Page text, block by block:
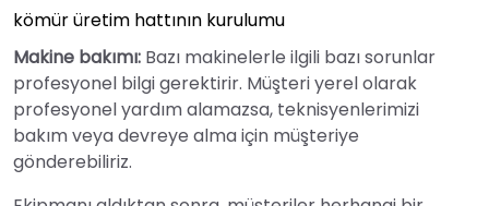
kömür üretim hattının kurulumu
Makine bakımı: Bazı makinelerle ilgili bazı sorunlar
profesyonel bilgi gerektirir. Müşteri yerel olarak
profesyonel yardım alamazsa, teknisyenlerimizi
bakım veya devreye alma için müşteriye
gönderebiliriz.